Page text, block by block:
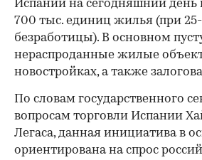
Испании на сегодняшний день
700 тыс. единиц жилья (при
безработицы). В основном
нераспроданные жилые
новостройках, а также
По словам государственного
вопросам торговли Испании
Легаса, данная инициатива в
ориентирована на спрос